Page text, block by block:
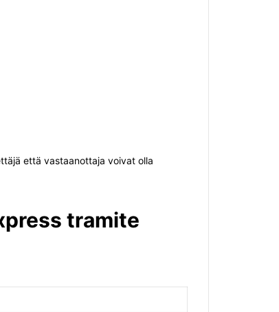
että vastaanottaja voivat olla
tramite